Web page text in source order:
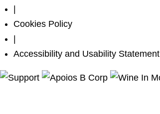
Cookies Policy
Accessibility and Usability Statement